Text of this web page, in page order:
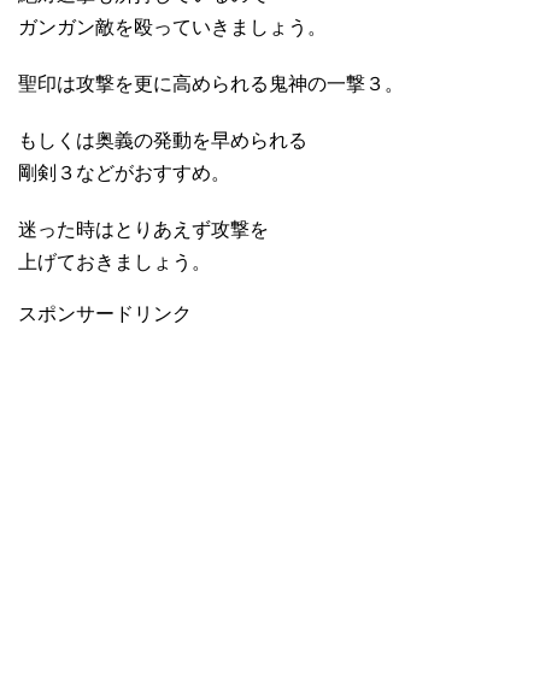
ガンガン敵を殴っていきましょう。
聖印は攻撃を更に高められる鬼神の一撃３。
もしくは奥義の発動を早められる
剛剣３などがおすすめ。
迷った時はとりあえず攻撃を
上げておきましょう。
スポンサードリンク